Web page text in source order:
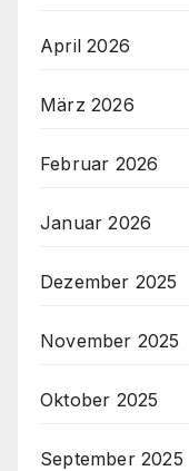
April 2026
März 2026
Februar 2026
Januar 2026
Dezember 2025
November 2025
Oktober 2025
September 2025